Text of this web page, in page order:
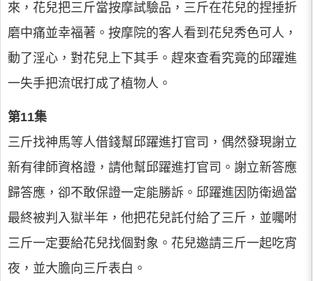
來，花兒把三斤當按摩試驗品，三斤在花兒的捏捶折
磨中痛並幸福著。按摩院的客人看到花兒秀色可人，
動了淫心，對花兒上下其手。趕來查看究竟的邱躍進
一失手把流氓打成了植物人。
第11集
三斤找神馬等人借錢幫邱躍進打官司，偶然發現謝立
新有律師資格證，請他幫邱躍進打官司。謝立新答應
歸答應，卻不敢保證一定能勝訴。邱躍進因防衛過當
最終被判入獄半年，他把花兒託付給了三斤，並囑咐
三斤一定要給花兒找個對象。花兒邀請三斤一起吃宵
夜，並大膽向三斤表白。